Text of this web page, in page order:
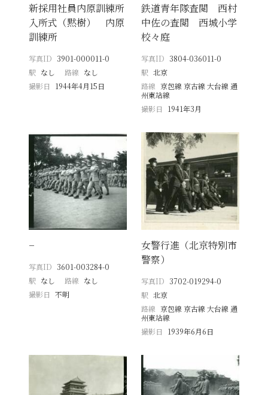
新採用社員内原訓練所
入所式（黙樹） 内原
訓練所
写真ID 3901-000011-0
駅 なし 路線 なし
撮影日
1944年4月15日
鉄道青年隊査閲 西村
中佐の査閲 西城小学
校々庭
写真ID 3804-036011-0
駅 北京
路線 京包線 京古線 大台線 通
州東站線
撮影日
1941年3月
−
写真ID 3601-003284-0
駅 なし 路線 なし
撮影日
不明
女警行進（北京特別市
警察）
写真ID 3702-019294-0
駅 北京
路線 京包線 京古線 大台線 通
州東站線
撮影日
1939年6月6日